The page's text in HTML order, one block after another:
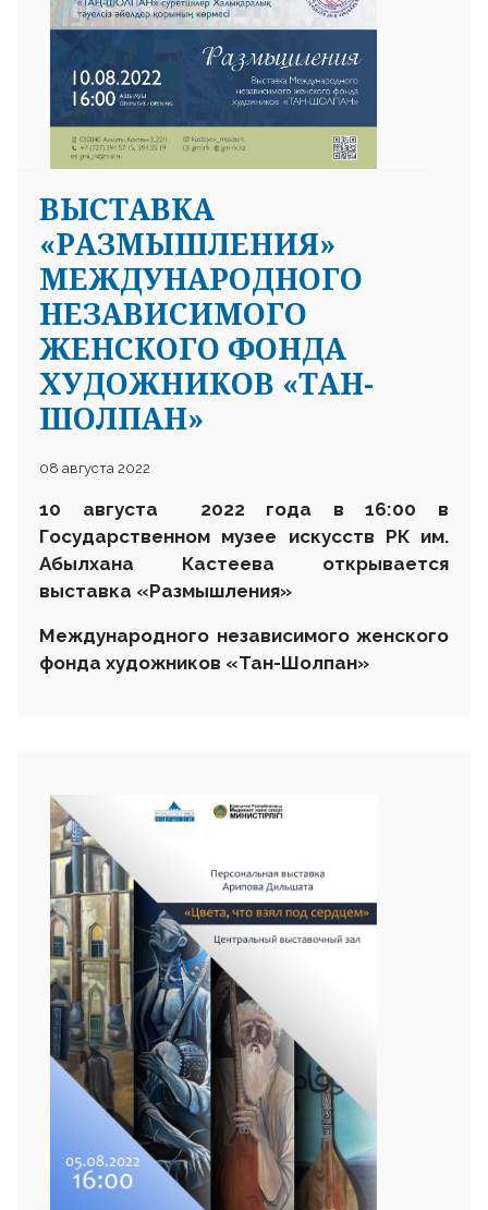
ВЫСТАВКА
«РАЗМЫШЛЕНИЯ»
МЕЖДУНАРОДНОГО
НЕЗАВИСИМОГО
ЖЕНСКОГО ФОНДА
ХУДОЖНИКОВ «ТАН-
ШОЛПАН»
08 августа 2022
10 августа 2022 года в 16:00 в
Государственном музее искусств РК им.
Абылхана Кастеева открывается
выставка «Размышления»
Международного независимого женского
фонда художников «Тан-Шолпан»